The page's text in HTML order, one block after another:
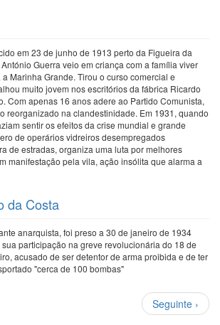
em 23 de junho de 1913 perto da Figueira da
António Guerra veio em criança com a família viver
a Marinha Grande. Tirou o curso comercial e
muito jovem nos escritórios da fábrica Ricardo
Com apenas 16 anos adere ao Partido Comunista,
reorganizado na clandestinidade. Em 1931, quando
sentir os efeitos da crise mundial e grande
de operários vidreiros desempregados
de estradas, organiza uma luta por melhores
manifestação pela vila, ação insólita que alarma a
da Costa
anarquista, foi preso a 30 de janeiro de 1934
participação na greve revolucionária do 18 de
acusado de ser detentor de arma proibida e de ter
"cerca de 100 bombas"
Próxima
página
Seguinte ›